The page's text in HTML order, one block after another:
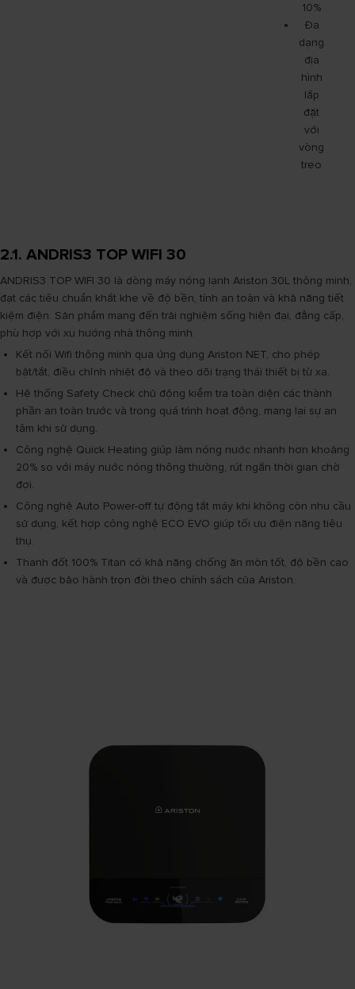
10%
Đa
dạng
địa
hình
lắp
đặt
với
vòng
treo
2.1. ANDRIS3 TOP WIFI 30
ANDRIS3 TOP WIFI 30 là dòng máy nóng lạnh Ariston 30L thông minh,
đạt các tiêu chuẩn khắt khe về độ bền, tính an toàn và khả năng tiết
kiệm điện. Sản phẩm mang đến trải nghiệm sống hiện đại, đẳng cấp,
phù hợp với xu hướng nhà thông minh.
Kết nối Wifi thông minh qua ứng dụng Ariston NET, cho phép
bật/tắt, điều chỉnh nhiệt độ và theo dõi trạng thái thiết bị từ xa.
Hệ thống Safety Check chủ động kiểm tra toàn diện các thành
phần an toàn trước và trong quá trình hoạt động, mang lại sự an
tâm khi sử dụng.
Công nghệ Quick Heating giúp làm nóng nước nhanh hơn khoảng
20% so với máy nước nóng thông thường, rút ngắn thời gian chờ
đợi.
Công nghệ Auto Power-off tự động tắt máy khi không còn nhu cầu
sử dụng, kết hợp công nghệ ECO EVO giúp tối ưu điện năng tiêu
thụ.
Thanh đốt 100% Titan có khả năng chống ăn mòn tốt, độ bền cao
và được bảo hành trọn đời theo chính sách của Ariston.